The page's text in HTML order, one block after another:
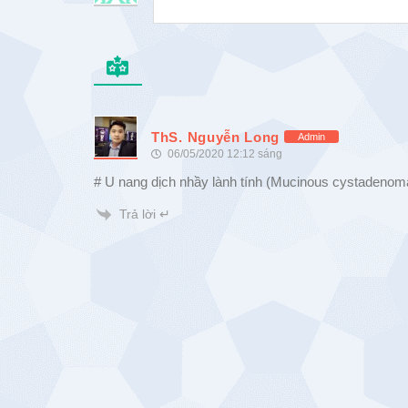
ThS. Nguyễn Long Admin
06/05/2020 12:12 sáng
# U nang dịch nhầy lành tính (Mucinous
Trả lời ↵